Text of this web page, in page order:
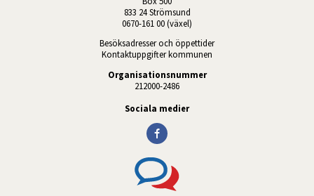
833 24 Strömsund
0670-161 00 (växel)
Besöksadresser och öppettider
Kontaktuppgifter kommunen
Organisationsnummer
212000-2486
Sociala medier